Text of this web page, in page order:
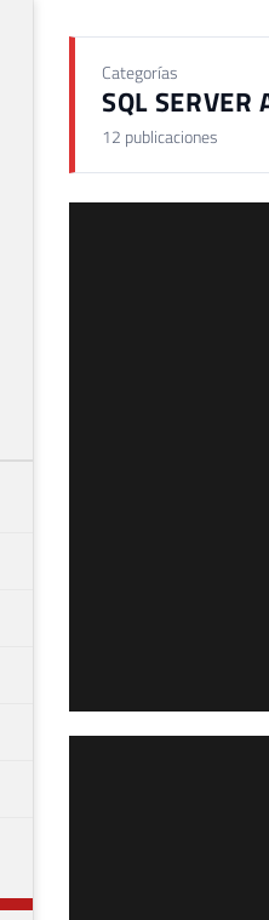
Categorías
SQL SERVER
12 publicaciones
SQL